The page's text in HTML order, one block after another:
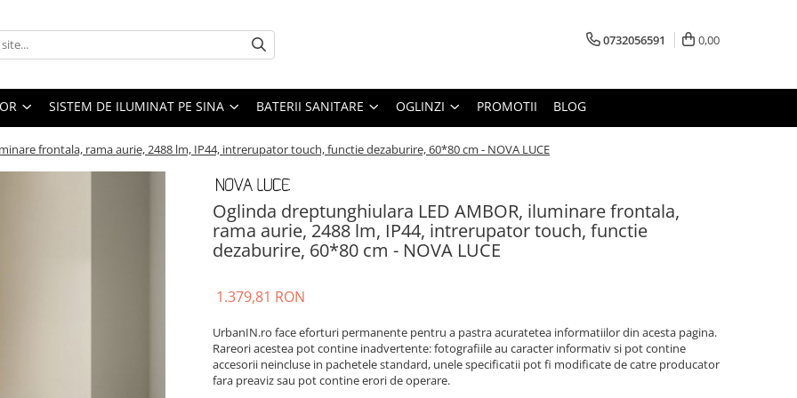
0732056591 0,00
SISTEM DE ILUMINAT PE SINA BATERII SANITARE OGLINZI PROMOTII BLOG
frontala, rama aurie, 2488 lm, IP44, intrerupator touch, functie dezaburire, 60*80 cm - NOVA LUCE
Oglinda dreptunghiulara LED AMBOR, iluminare frontala,
rama aurie, 2488 lm, IP44, intrerupator touch, functie
dezaburire, 60*80 cm - NOVA LUCE
1.379,81 RON
UrbanIN.ro face eforturi permanente pentru a pastra acuratetea informatiilor din acesta pagina.
Rareori acestea pot contine inadvertente: fotografiile au caracter informativ si pot contine
accesorii neincluse in pachetele standard, unele specificatii pot fi modificate de catre producator
fara preaviz sau pot contine erori de operare.